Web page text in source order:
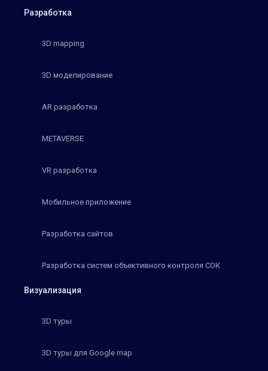
Разработка
3D mapping
3D моделирование
AR разработка
METAVERSE
VR разработка
Мобильное приложение
Разработка сайтов
Разработка систем объективного контроля СОК
Визуализация
3D туры
3D туры для Google map